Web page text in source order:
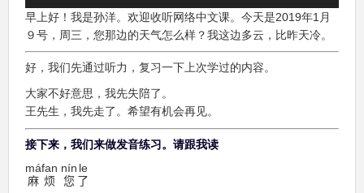
プ
レ
ー
ヤ
ー
早上好！我是孙洋。欢迎收听网络中文课。今天是2019年1月
９号，周三，您那边的天气怎么样？我这边多云，比昨天冷。
好，我们先通过听力，复习一下上次学过的内容。
大家不好意思，我先失陪了。
王先生，我先走了。希望有机会再见。
接下来，我们来做发音练习。请跟我读
麻烦
máfan
您
nín
了
le